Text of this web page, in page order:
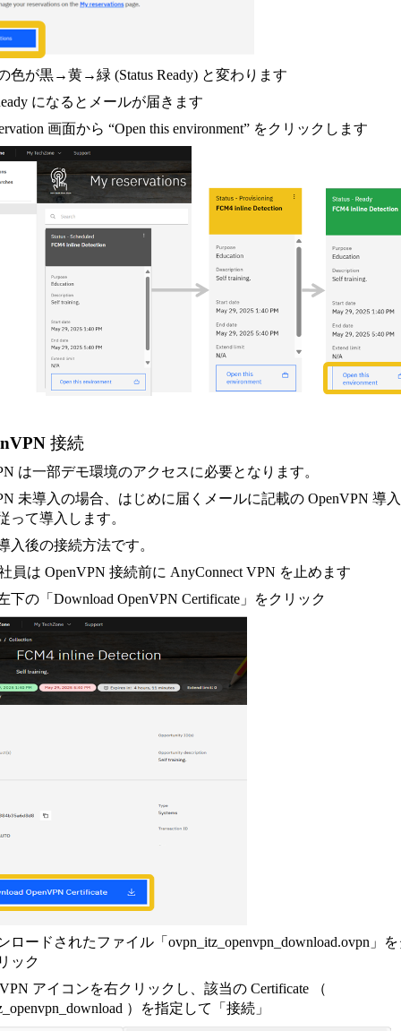
色が黒→黄→緑 (Status Ready) と変わります
になるとメールが届きます
画面から “Open this environment” をクリックします
接続
は一部デモ環境のアクセスに必要となります。
未導入の場合、はじめに届くメールに記載の OpenVPN 導
って導入します。
入後の接続方法です。
員は OpenVPN 接続前に AnyConnect VPN を止めます
下の「Download OpenVPN Certificate」をクリック
ロードされたファイル「ovpn_itz_openvpn_download.ovpn」
ック
アイコンを右クリックし、該当の Certificate （
）を指定して「接続」